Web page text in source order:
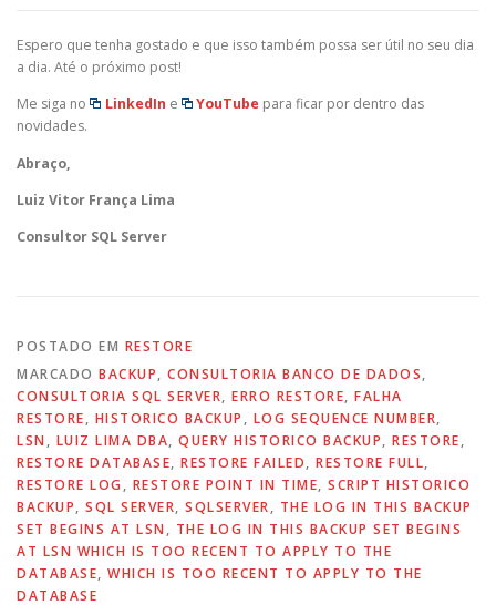
Espero que tenha gostado e que isso também possa ser útil no seu dia
a dia. Até o próximo post!
Me siga no
LinkedIn e YouTube para ficar por dentro das
novidades.
Abraço,
Luiz Vitor França Lima
Consultor SQL Server
POSTADO EM RESTORE
MARCADO BACKUP, CONSULTORIA BANCO DE DADOS,
CONSULTORIA SQL SERVER, ERRO RESTORE, FALHA
RESTORE, HISTORICO BACKUP , LOG SEQUENCE NUMBER,
LSN , LUIZ LIMA DBA, QUERY HISTORICO BACKUP, RESTORE,
RESTORE DATABASE, RESTORE FAILED, RESTORE FULL,
RESTORE LOG , RESTORE POINT IN TIME, SCRIPT HISTORICO
BACKUP, SQL SERVER, SQLSERVER, THE LOG IN THIS BACKUP
SET BEGINS AT LSN , THE LOG IN THIS BACKUP SET BEGINS
AT LSN WHICH IS TOO RECENT TO APPLY TO THE
DATABASE, WHICH IS TOO RECENT TO APPLY TO THE
DATABASE